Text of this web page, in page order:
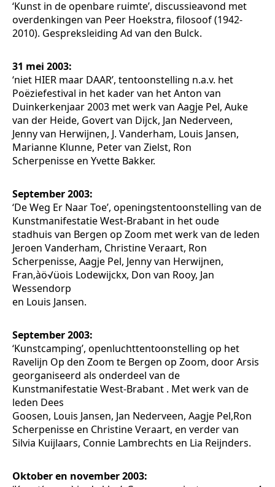
‘Kunst in de openbare ruimte’, discussieavond met
overdenkingen van Peer Hoekstra, filosoof (1942-
2010). Gespreksleiding Ad van den Bulck.
31 mei 2003:
‘niet HIER maar DAAR’, tentoonstelling n.a.v. het
Poëziefestival in het kader van het Anton van
Duinkerkenjaar 2003 met werk van Aagje Pel, Auke
van der Heide, Govert van Dijck, Jan Nederveen,
Jenny van Herwijnen, J. Vanderham, Louis Jansen,
Marianne Klunne, Peter van Zielst, Ron
Scherpenisse en Yvette Bakker.
September 2003:
‘De Weg Er Naar Toe’, openingstentoonstelling van de
Kunstmanifestatie West-Brabant in het oude
stadhuis van Bergen op Zoom met werk van de leden
Jeroen Vanderham, Christine Veraart, Ron
Scherpenisse, Aagje Pel, Jenny van Herwijnen,
Fran‚àö√üois Lodewijckx, Don van Rooy, Jan
Wessendorp
en Louis Jansen.
September 2003:
‘Kunstcamping’, openluchttentoonstelling op het
Ravelijn Op den Zoom te Bergen op Zoom, door Arsis
georganiseerd als onderdeel van de
Kunstmanifestatie West-Brabant . Met werk van de
leden Dees
Goosen, Louis Jansen, Jan Nederveen, Aagje Pel,Ron
Scherpenisse en Christine Veraart, en verder van
Silvia Kuijlaars, Connie Lambrechts en Lia Reijnders.
Oktober en november 2003: